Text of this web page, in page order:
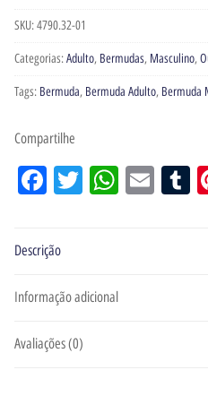
SKU:4790.32-01
Categorias:Adulto, Bermudas, Masculino,
Tags: Bermuda, Bermuda Adulto, Bermuda
Compartilhe
Facebook
Twitter
Descrição
Informação adicional
Avaliações (0)